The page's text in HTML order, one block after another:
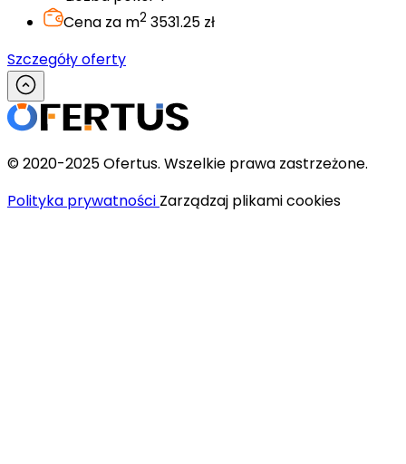
Cena za m2 3531.25 zł
Szczegóły oferty
© 2020-2025 Ofertus. Wszelkie prawa zastrzeżone.
Polityka prywatności Zarządzaj plikami cookies